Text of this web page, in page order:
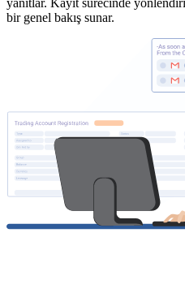
bir genel bakış sunar.